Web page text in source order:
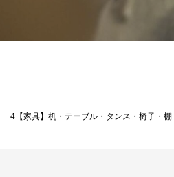
4【家具】机・テーブル・タンス・椅子・